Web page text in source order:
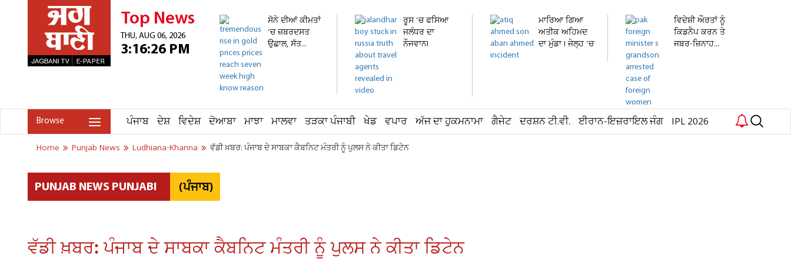
Top News
THU, AUG 06, 2026
3:16:26 PM
ਸੋਨੇ ਦੀਆਂ ਕੀਮਤਾਂ
'ਚ ਜ਼ਬਰਦਸਤ
ਉਛਾਲ, ਸੱਤ...
ਰੂਸ 'ਚ ਫਸਿਆ
ਜਲੰਧਰ ਦਾ
ਨੌਜਵਾਨ!
ਮਾਰਿਆ ਗਿਆ
ਅਤੀਕ ਅਹਿਮਦ
ਦਾ ਮੁੰਡਾ ! ਜੇਲ੍ਹ 'ਚ
ਵਿਦੇਸ਼ੀ ਔਰਤਾਂ ਨੂੰ
ਕਿਡਨੈਪ ਕਰਨ ਤੇ
ਜਬਰ-ਜ਼ਿਨਾਹ...
Browse ਪੰਜਾਬ ਦੇਸ਼ ਵਿਦੇਸ਼ ਦੋਆਬਾ ਮਾਝਾ ਮਾਲਵਾ ਤੜਕਾ ਪੰਜਾਬੀ ਖੇਡ ਵਪਾਰ ਅੱਜ ਦਾ ਹੁਕਮਨਾਮਾ ਗੈਜੇਟ ਦਰਸ਼ਨ ਟੀ.ਵੀ. ਈਰਾਨ-ਇਜ਼ਰਾਇਲ ਜੰਗ IPL 2026
Home Punjab News Ludhiana-Khanna ਵੱਡੀ ਖ਼ਬਰ: ਪੰਜਾਬ ਦੇ ਸਾਬਕਾ ਕੈਬਨਿਟ ਮੰਤਰੀ ਨੂੰ ਪੁਲਸ ਨੇ ਕੀਤਾ ਡਿਟੇਨ
PUNJAB NEWS PUNJABI (ਪੰਜਾਬ)
ਵੱਡੀ ਖ਼ਬਰ: ਪੰਜਾਬ ਦੇ ਸਾਬਕਾ ਕੈਬਨਿਟ ਮੰਤਰੀ ਨੂੰ ਪੁਲਸ ਨੇ ਕੀਤਾ ਡਿਟੇਨ